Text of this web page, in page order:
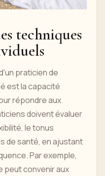
techniques
praticien de
est la capacité
répondre aux
doivent évaluer
le tonus
de santé, en ajustant
Par exemple,
peut convenir aux